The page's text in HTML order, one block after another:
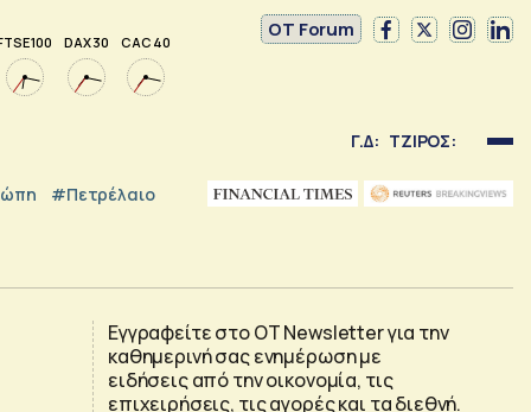
100 DAX 30 CAC 40
OT Forum
Γ.Δ: ΤΖΙΡΟΣ:
#Πετρέλαιο
Εγγραφείτε στο OT Newsletter για την
καθημερινή σας ενημέρωση με
ειδήσεις από την οικονομία, τις
επιχειρήσεις, τις αγορές και τα διεθνή.